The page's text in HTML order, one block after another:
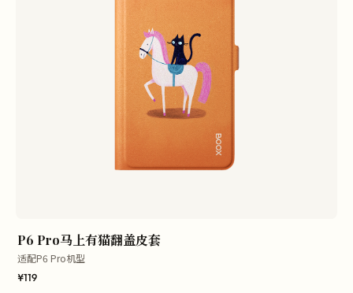
P6 Pro马上有猫翻盖皮套
适配P6 Pro机型
¥119